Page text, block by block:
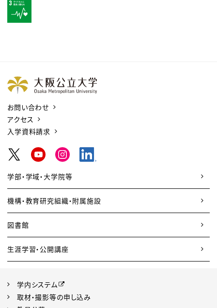
お問い合わせ
アクセス
入学資料請求
学部・学域・大学院等
機構・教育研究組織・附属施設
図書館
生涯学習・公開講座
学内システム
取材・撮影等の申し込み